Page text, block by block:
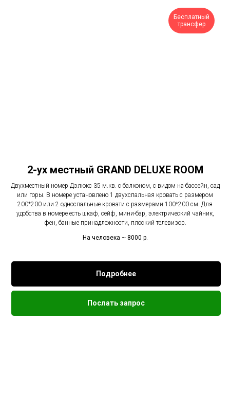
Бесплатный
трансфер
2-ух местный GRAND DELUXE ROOM
Двухместный номер Дэлюкс 35 м.кв. с балконом, с видом на бассейн, сад
или горы. В номере установлено 1 двухспальная кровать с размером
200*200 или 2 односпальные кровати с размерами 100*200 см. Для
удобства в номере есть шкаф, сейф, мини-бар, электрический чайник,
фен, банные принадлежности, плоский телевизор.
На человека ~ 8000 р.
Подробнее
Послать запрос